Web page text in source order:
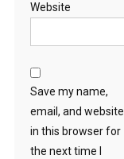
Website
Save my name,
email, and website
in this browser for
the next time I